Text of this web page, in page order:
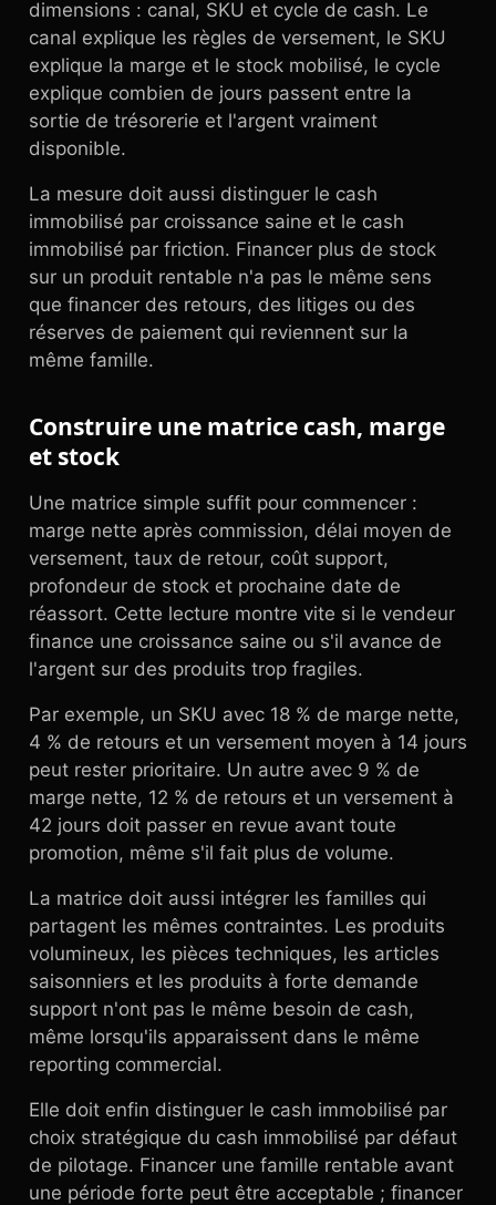
dimensions : canal, SKU et cycle de cash. Le
canal explique les règles de versement, le SKU
explique la marge et le stock mobilisé, le cycle
explique combien de jours passent entre la
sortie de trésorerie et l'argent vraiment
disponible.
La mesure doit aussi distinguer le cash
immobilisé par croissance saine et le cash
immobilisé par friction. Financer plus de stock
sur un produit rentable n'a pas le même sens
que financer des retours, des litiges ou des
réserves de paiement qui reviennent sur la
même famille.
Construire une matrice cash, marge
et stock
Une matrice simple suffit pour commencer :
marge nette après commission, délai moyen de
versement, taux de retour, coût support,
profondeur de stock et prochaine date de
réassort. Cette lecture montre vite si le vendeur
finance une croissance saine ou s'il avance de
l'argent sur des produits trop fragiles.
Par exemple, un SKU avec 18 % de marge nette,
4 % de retours et un versement moyen à 14 jours
peut rester prioritaire. Un autre avec 9 % de
marge nette, 12 % de retours et un versement à
42 jours doit passer en revue avant toute
promotion, même s'il fait plus de volume.
La matrice doit aussi intégrer les familles qui
partagent les mêmes contraintes. Les produits
volumineux, les pièces techniques, les articles
saisonniers et les produits à forte demande
support n'ont pas le même besoin de cash,
même lorsqu'ils apparaissent dans le même
reporting commercial.
Elle doit enfin distinguer le cash immobilisé par
choix stratégique du cash immobilisé par défaut
de pilotage. Financer une famille rentable avant
une période forte peut être acceptable ; financer